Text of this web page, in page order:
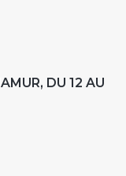
DU 12 AU